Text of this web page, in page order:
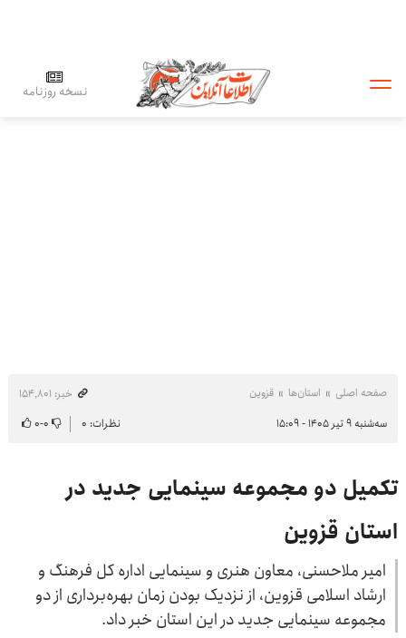
نسخه روزنامه
صفحه اصلی استان‌ها قزوین
خبر: ۱۵۴٬۸۰۱
سه‌شنبه ۹ تیر ۱۴۰۵ - ۱۵:۰۹
نظرات: ۰ ۰-۰
تکمیل دو مجموعه سینمایی جدید در
استان قزوین
امیر ملاحسنی، معاون هنری و سینمایی اداره کل فرهنگ و
ارشاد اسلامی قزوین، از نزدیک بودن زمان بهره‌برداری از دو
مجموعه سینمایی جدید در این استان خبر داد.